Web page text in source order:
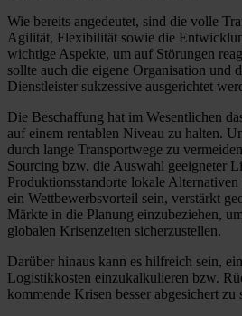
Wie bereits angedeutet, sind die volle
Agilität, Flexibilität sowie die
wichtige Aspekte, um auf Störungen
sollte auch die eigene Organisation und
Dienstleister sukzessive ausgerichtet
Die Beschaffung hat im Wesentlichen
auf einem rentablen Niveau zu halten.
durch lange Transportwege zu
Sourcing bzw. die Auswahl geeigneter
Produktionsstandorte lokale
ein Wettbewerbsvorteil sein, verstärkt
Märkte in die Planung einzubeziehen,
globalen Krisenzeiten sicherzustellen.
Darüber hinaus kann es hilfreich sein,
Logistikkosten einzukalkulieren bzw.
kommende Krisen besser abgesichert zu